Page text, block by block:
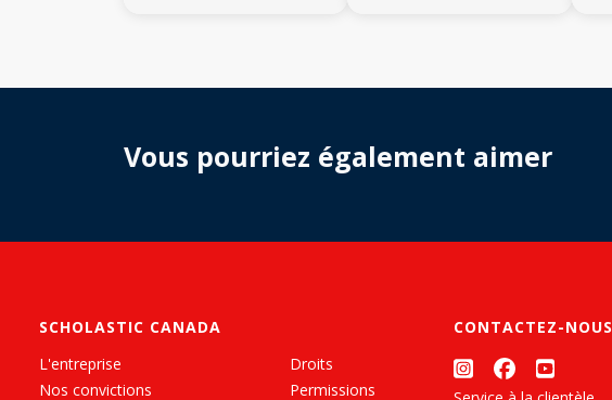
Vous pourriez également aimer
SCHOLASTIC CANADA
L'entreprise
Nos convictions
Droits
Permissions
CONTACTEZ-NOUS